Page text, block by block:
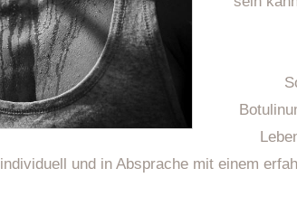
individuell und in Absprache mit einem